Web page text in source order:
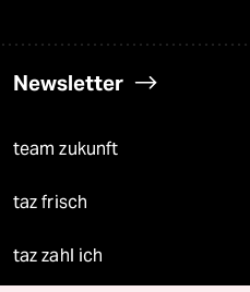
Newsletter
team zukunft
taz frisch
taz zahl ich